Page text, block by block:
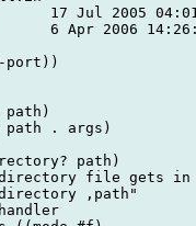
17 Jul 2005
6 Apr 2006
port))
path . args)
path)
file gets
,path"